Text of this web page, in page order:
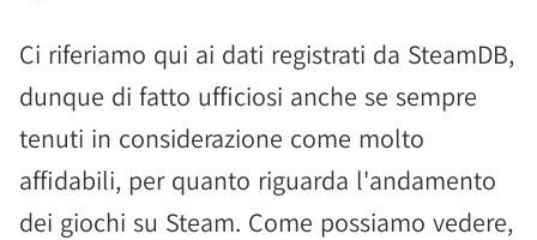
Ci riferiamo qui ai dati registrati da SteamDB,
dunque di fatto ufficiosi anche se sempre
tenuti in considerazione come molto
affidabili, per quanto riguarda l'andamento
dei giochi su Steam. Come possiamo vedere,